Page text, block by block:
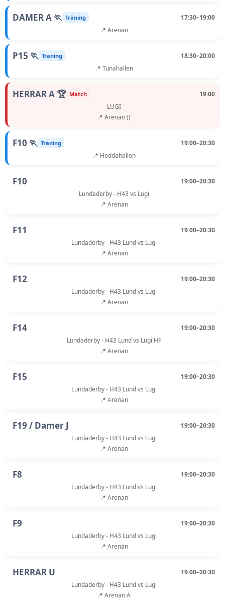
DAMER A 🏃 Träning
17:30–19:00
📍 Arenan
P15 🏃 Träning
18:30–20:00
📍 Tunahallen
HERRAR A 🏆 Match
19:00
LUGI
📍 Arenan ()
F10 🏃 Träning
19:00–20:30
📍 Heddahallen
F10
19:00–20:30
Lundaderby - H43 vs Lugi
📍 Arenan
F11
19:00–20:30
Lundaderby - H43 Lund vs Lugi
📍 Arenan
F12
19:00–20:30
Lundaderby - H43 Lund vs Lugi
📍 Arenan
F14
19:00–20:30
Lundaderby - H43 Lund vs Lugi HF
📍 Arenan
F15
19:00–20:30
Lundaderby - H43 Lund vs Lugi
📍 Arenan
F19 / Damer J
19:00–20:30
Lundaderby - H43 Lund vs Lugi
📍 Arenan
F8
19:00–20:30
Lundaderby - H43 Lund vs Lugi
📍 Arenan
F9
19:00–20:30
Lundaderby - H43 Lund vs Lugi
📍 Arenan
HERRAR U
19:00–20:30
Lundaderby - H43 Lund vs Lugi
📍 Arenan A